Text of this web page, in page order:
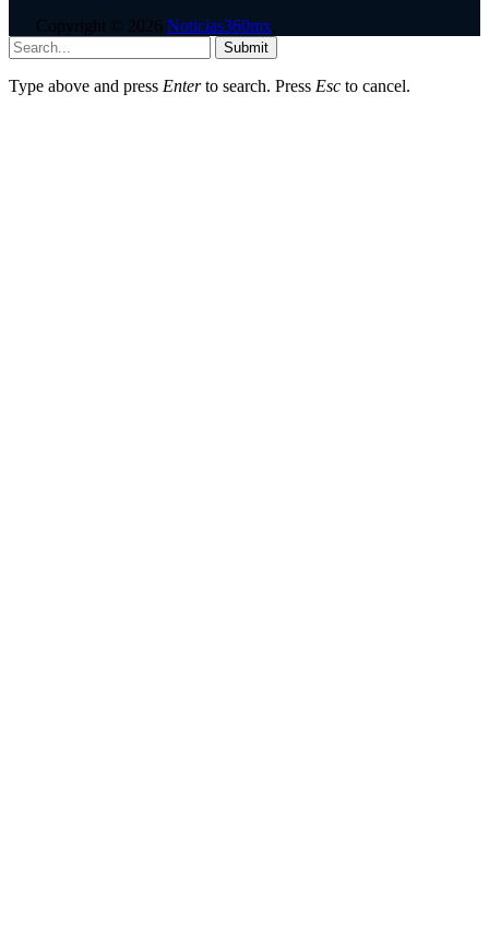
Copyright © 2026 Noticias360mx
Submit
Type above and press Enterto search. Press Esc to cancel.